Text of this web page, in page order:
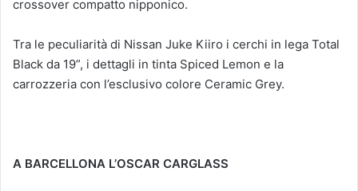
crossover compatto nipponico.
Tra le peculiarità di Nissan Juke Kiiro i cerchi in lega Total
Black da 19”, i dettagli in tinta Spiced Lemon e la
carrozzeria con l’esclusivo colore Ceramic Grey.
A BARCELLONA L’OSCAR CARGLASS